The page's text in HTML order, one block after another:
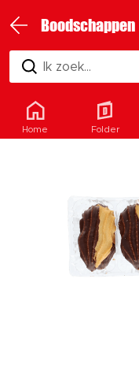
Boodschappen
Ik zoek...
Home Folder